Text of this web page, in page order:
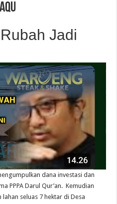
Jadi
dana investasi dan
PPPA Darul Qur’an. Kemudian
seluas 7 hektar di Desa